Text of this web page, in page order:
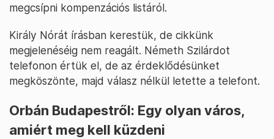
megcsípni kompenzációs listáról.
Király Nórát írásban kerestük, de cikkünk
megjelenéséig nem reagált. Németh Szilárdot
telefonon értük el, de az érdeklődésünket
megköszönte, majd válasz nélkül letette a telefont.
Orbán Budapestről: Egy olyan város,
amiért meg kell küzdeni